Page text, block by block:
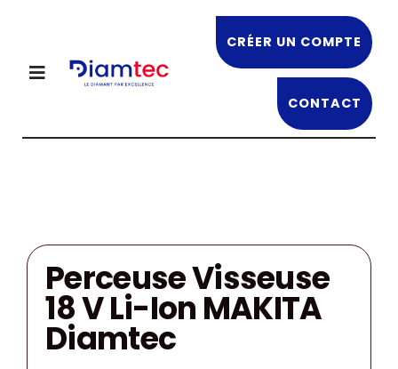
contenu
Toggle
NOS PRODUITS
OFFRES EN COURS
NOS FORMATIONS
CRÉER UN COMPTE
CONTACT
Perceuse Visseuse
18 V Li-Ion MAKITA
Diamtec